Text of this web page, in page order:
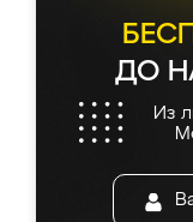
ДО
Из